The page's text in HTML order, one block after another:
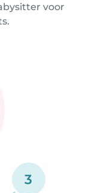
voor
3